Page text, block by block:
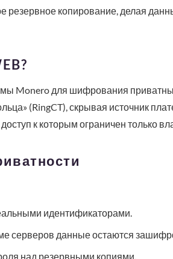
резервное копирование, делая
Monero для шифрования
(RingCT), скрывая источник
к которым ограничен только
идентификаторами.
серверов данные остаются
над резервными копиями.